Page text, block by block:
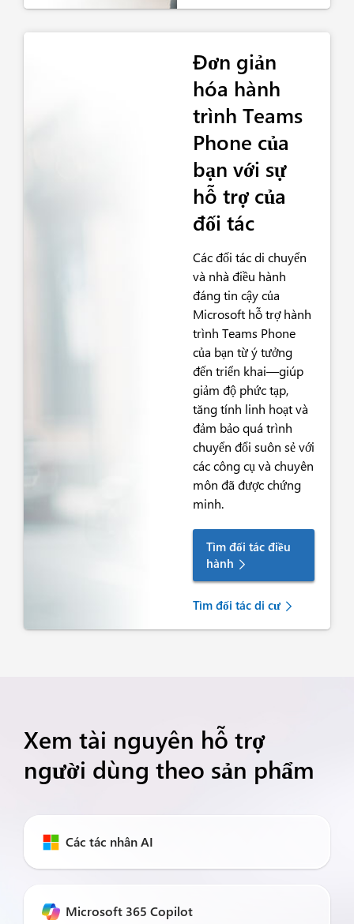
Đơn giản
hóa hành
trình Teams
Phone của
bạn với sự
hỗ trợ của
đối tác
Các đối tác di chuyển
và nhà điều hành
đáng tin cậy của
Microsoft hỗ trợ hành
trình Teams Phone
của bạn từ ý tưởng
đến triển khai—giúp
giảm độ phức tạp,
tăng tính linh hoạt và
đảm bảo quá trình
chuyển đổi suôn sẻ với
các công cụ và chuyên
môn đã được chứng
minh.
Tìm đối tác điều
hành
Tìm đối tác di cư
Xem tài nguyên hỗ trợ
người dùng theo sản phẩm
Các tác nhân AI
Microsoft 365 Copilot